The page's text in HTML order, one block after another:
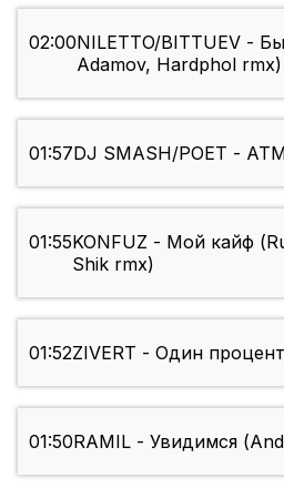
02:00NILETTO/BITTUEV -
Adamov, Hardphol rmx)
01:57DJ SMASH/POЕT -
01:55KONFUZ - Мой кайф
Shik rmx)
01:52ZIVERT - Один
01:50RAMIL - Увидимся